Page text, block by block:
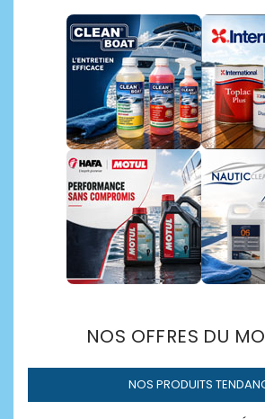
Découvrir →
NOS OFFRES DU
NOS PRODUITS